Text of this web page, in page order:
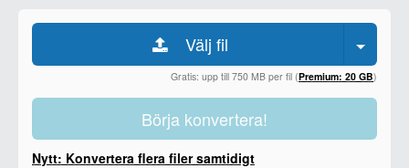
Välj fil
Gratis: upp till 750 MB per fil (Premium: 20 GB)
Börja konvertera!
Nytt: Konvertera flera filer samtidigt